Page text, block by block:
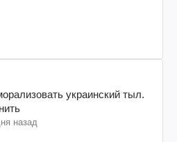
украинский тыл.
назад